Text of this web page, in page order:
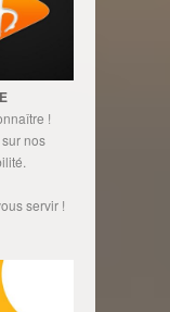
!
nos
servir !